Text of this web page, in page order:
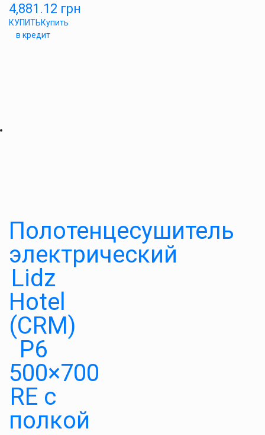
4,881.12 грн
КУПИТЬКупить
в кредит
Полотенцесушитель
электрический
Lidz
Hotel
(CRM)
P6
500×700
RE с
полкой